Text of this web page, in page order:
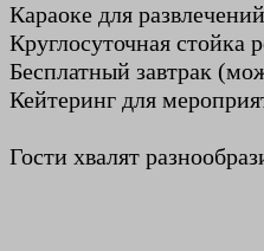
Караоке для
Круглосуточная стойка
Бесплатный завтрак
Кейтеринг для
Гости хвалят